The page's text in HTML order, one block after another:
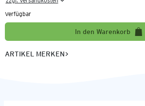
Verfügbar
In den Warenkorb
ARTIKEL MERKEN